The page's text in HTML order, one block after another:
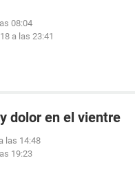
08:04
a las 23:41
dolor en el vientre
las 14:48
19:23